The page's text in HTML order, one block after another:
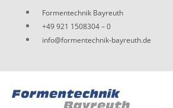
content
For­men­tech­nik Bayreuth
+49 921 1508304 – 0
info@formentechnik-bayreuth.de